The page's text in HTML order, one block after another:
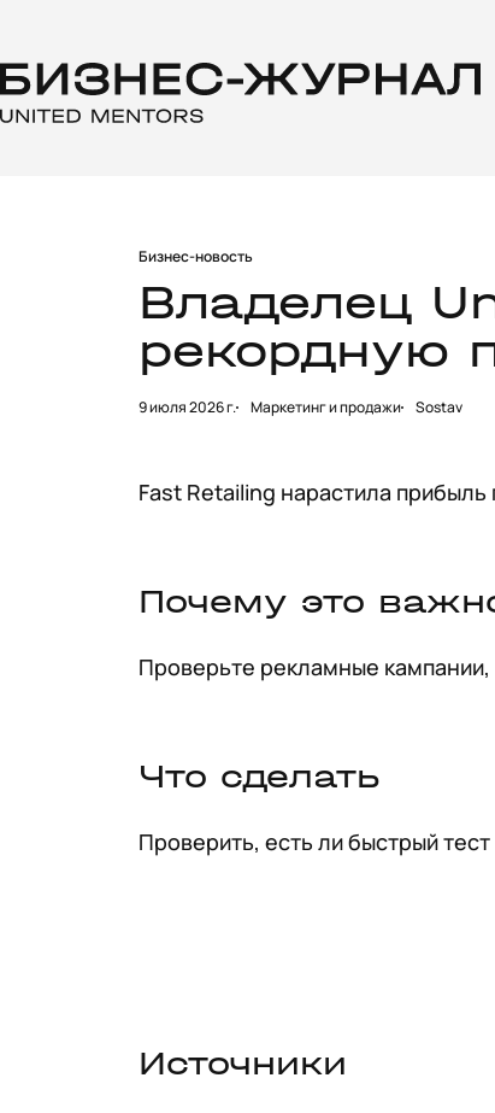
Бизнес-новость
Владелец
рекордную
9 июля 2026 г. Маркетинг и продажи Sostav
Fast Retailing нарастила прибыль
Почему это
Проверьте рекламные
Что сделать
Проверить, есть ли быстрый
Источники